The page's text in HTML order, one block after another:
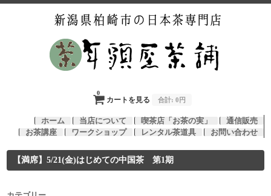
カートを見る
0
合計: 0円
ホーム 当店について 喫茶店「お茶の実」
通信販売
お茶講座
ワークショップ レンタル茶道具 お問い合わせ
【満席】5/21(金)はじめての中国茶 第1期